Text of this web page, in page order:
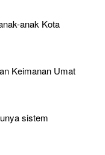
anak Kota
Keimanan Umat
sistem